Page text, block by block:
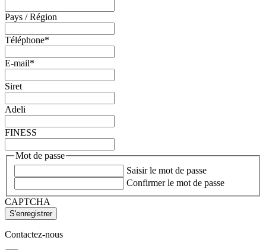
Pays / Région
Téléphone*
E-mail*
Siret
Adeli
FINESS
Mot de passe
Saisir le mot de passe
Confirmer le mot de passe
CAPTCHA
Contactez-nous